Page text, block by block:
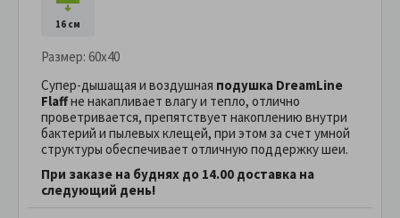
16 см
Размер: 60x40
Супер-дышащая и воздушная подушка DreamLine
Flaffне накапливает влагу и тепло, отлично
проветривается, препятствует накоплению внутри
бактерий и пылевых клещей, при этом за счет умной
структуры обеспечивает отличную поддержку шеи.
При заказе на буднях до 14.00 доставка на
следующий день!